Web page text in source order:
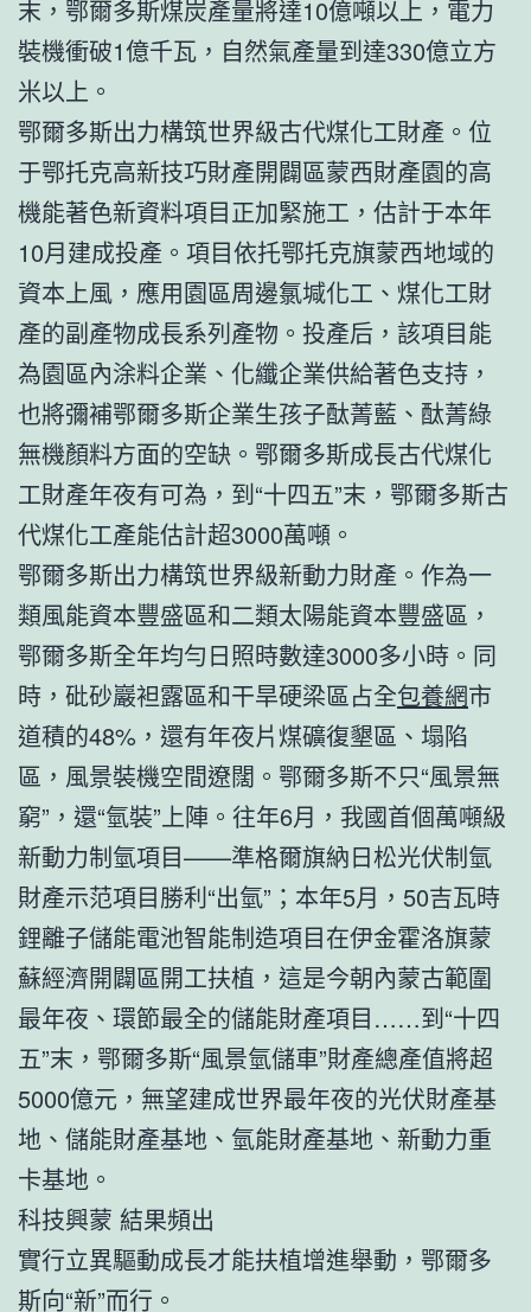
末，鄂爾多斯煤炭產量將達10億噸以上，電力
裝機衝破1億千瓦，自然氣產量到達330億立方
米以上。
鄂爾多斯出力構筑世界級古代煤化工財產。位
于鄂托克高新技巧財產開闢區蒙西財產園的高
機能著色新資料項目正加緊施工，估計于本年
10月建成投產。項目依托鄂托克旗蒙西地域的
資本上風，應用園區周邊氯堿化工、煤化工財
產的副產物成長系列產物。投產后，該項目能
為園區內涂料企業、化纖企業供給著色支持，
也將彌補鄂爾多斯企業生孩子酞菁藍、酞菁綠
無機顏料方面的空缺。鄂爾多斯成長古代煤化
工財產年夜有可為，到“十四五”末，鄂爾多斯古
代煤化工產能估計超3000萬噸。
鄂爾多斯出力構筑世界級新動力財產。作為一
類風能資本豐盛區和二類太陽能資本豐盛區，
鄂爾多斯全年均勻日照時數達3000多小時。同
時，砒砂巖袒露區和干旱硬梁區占全包養網市
道積的48%，還有年夜片煤礦復墾區、塌陷
區，風景裝機空間遼闊。鄂爾多斯不只“風景無
窮”，還“氫裝”上陣。往年6月，我國首個萬噸級
新動力制氫項目——準格爾旗納日松光伏制氫
財產示范項目勝利“出氫”；本年5月，50吉瓦時
鋰離子儲能電池智能制造項目在伊金霍洛旗蒙
蘇經濟開闢區開工扶植，這是今朝內蒙古範圍
最年夜、環節最全的儲能財產項目……到“十四
五”末，鄂爾多斯“風景氫儲車”財產總產值將超
5000億元，無望建成世界最年夜的光伏財產基
地、儲能財產基地、氫能財產基地、新動力重
卡基地。
科技興蒙 結果頻出
實行立異驅動成長才能扶植增進舉動，鄂爾多
斯向“新”而行。